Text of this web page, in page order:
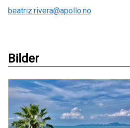
beatriz.rivera@apollo.no
Bilder